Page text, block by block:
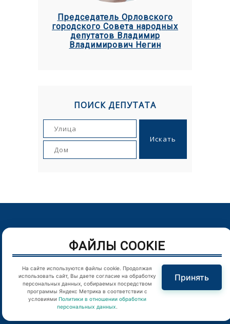
Председатель Орловского
городского Совета народных
депутатов Владимир
Владимирович Негин
ПОИСК ДЕПУТАТА
Пролетарская гора, д. 1. Телефон: (4862) 43-25-54
Цитирование в Интернете материалов сайта возможно
только при наличии гиперссылки
Отправляя любую форму на сайте, вы соглашаетесь с
Политикой конфиденциальности
ФАЙЛЫ COOKIE
На сайте используются файлы cookie. Продолжая
использовать сайт, Вы даете согласие на обработку
персональных данных, собираемых посредством
программы Яндекс Метрика в соответствии с
условиями Политики в отношении обработки
персональных данных
Принять